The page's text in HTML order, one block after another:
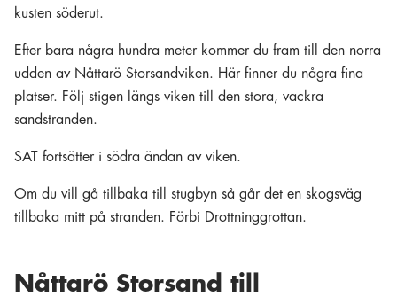
kusten söderut.
Efter bara några hundra meter kommer du fram till den norra
udden av Nåttarö Storsandviken. Här finner du några fina
platser. Följ stigen längs viken till den stora, vackra
sandstranden.
SAT fortsätter i södra ändan av viken.
Om du vill gå tillbaka till stugbyn så går det en skogsväg
tillbaka mitt på stranden. Förbi Drottninggrottan.
Nåttarö Storsand till